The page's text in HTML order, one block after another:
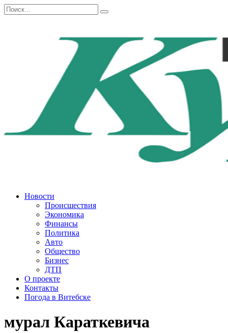
Перейти
к
Search
for:
Новости
Происшествия
Экономика
Финансы
Политика
Авто
Общество
Бизнес
ДТП
О проекте
Контакты
Погода в Витебске
мурал Караткевича